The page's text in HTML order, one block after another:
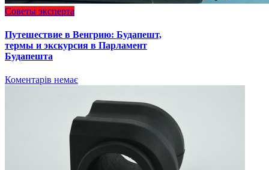
Советы эксперта
Путешествие в Венгрию: Будапешт,
термы и экскурсия в Парламент
Будапешта
Коментарів немає